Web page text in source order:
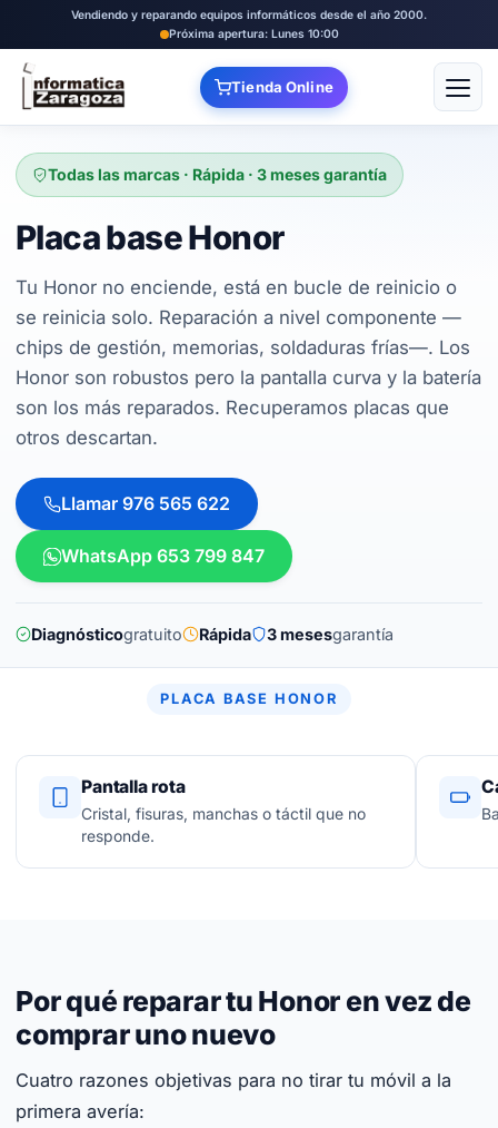
Vendiendo y reparando equipos informáticos desde el año 2000.
Próxima apertura: Lunes 10:00
Tienda Online Abrir
Todas las marcas · Rápida · 3 meses garantía
Placa base Honor
Tu Honor no enciende, está en bucle de reinicio o
se reinicia solo. Reparación a nivel componente —
chips de gestión, memorias, soldaduras frías—. Los
Honor son robustos pero la pantalla curva y la batería
son los más reparados. Recuperamos placas que
otros descartan.
Llamar 976 565 622
WhatsApp 653 799 847
Diagnósticogratuito Rápida 3 mesesgarantía
PLACA BASE HONOR
Pantalla rota
Cristal, fisuras, manchas o táctil que no
responde.
Por qué reparar tu Honor en vez de
comprar uno nuevo
Cuatro razones objetivas para no tirar tu móvil a la
primera avería: